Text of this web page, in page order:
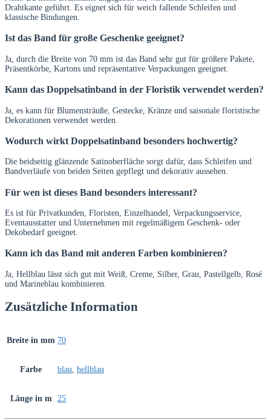
Drahtkante geführt. Es eignet sich für weich fallende Schleifen und
klassische Bindungen.
Ist das Band für große Geschenke geeignet?
Ja, durch die Breite von 70 mm ist das Band sehr gut für größere Pakete,
Präsentkörbe, Kartons und repräsentative Verpackungen geeignet.
Kann das Doppelsatinband in der Floristik verwendet werden?
Ja, es kann für Blumensträuße, Gestecke, Kränze und saisonale floristische
Dekorationen verwendet werden.
Wodurch wirkt Doppelsatinband besonders hochwertig?
Die beidseitig glänzende Satinoberfläche sorgt dafür, dass Schleifen und
Bandverläufe von beiden Seiten gepflegt und dekorativ aussehen.
Für wen ist dieses Band besonders interessant?
Es ist für Privatkunden, Floristen, Einzelhandel, Verpackungsservice,
Eventausstatter und Unternehmen mit regelmäßigem Geschenk- oder
Dekobedarf geeignet.
Kann ich das Band mit anderen Farben kombinieren?
Ja, Hellblau lässt sich gut mit Weiß, Creme, Silber, Grau, Pastellgelb, Rosé
und Marineblau kombinieren.
Zusätzliche Information
Breite in mm 70
Farbe blau hellblau
Länge in m 25